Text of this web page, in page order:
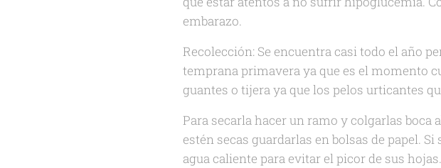
embarazo.
Recolección: Se encuentra casi todo el año
temprana primavera ya que es el momento
guantes o tijera ya que los pelos urticantes
Para secarla hacer un ramo y colgarlas boca
estén secas guardarlas en bolsas de papel.
agua caliente para evitar el picor de sus hojas.